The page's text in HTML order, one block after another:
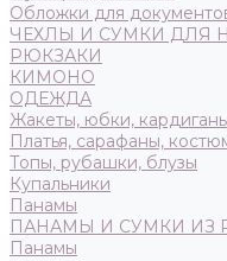
Обложки для
ЧЕХЛЫ И СУМКИ ДЛЯ
РЮКЗАКИ
КИМОНО
ОДЕЖДА
Жакеты, юбки,
Платья, сарафаны,
Топы, рубашки, блузы
Купальники
Панамы
ПАНАМЫ И СУМКИ ИЗ
Панамы